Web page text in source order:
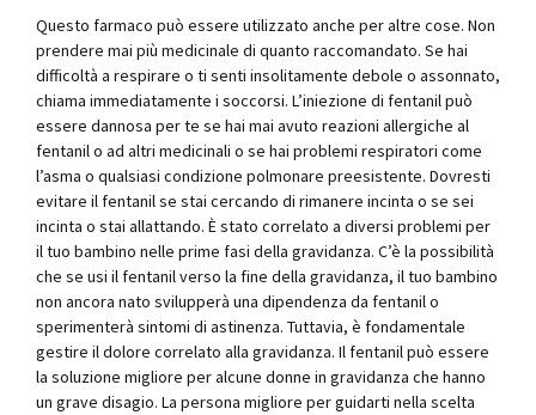
Questo farmaco può essere utilizzato anche per altre cose. Non
prendere mai più medicinale di quanto raccomandato. Se hai
difficoltà a respirare o ti senti insolitamente debole o assonnato,
chiama immediatamente i soccorsi. L’iniezione di fentanil può
essere dannosa per te se hai mai avuto reazioni allergiche al
fentanil o ad altri medicinali o se hai problemi respiratori come
l’asma o qualsiasi condizione polmonare preesistente. Dovresti
evitare il fentanil se stai cercando di rimanere incinta o se sei
incinta o stai allattando. È stato correlato a diversi problemi per
il tuo bambino nelle prime fasi della gravidanza. C’è la possibilità
che se usi il fentanil verso la fine della gravidanza, il tuo bambino
non ancora nato svilupperà una dipendenza da fentanil o
sperimenterà sintomi di astinenza. Tuttavia, è fondamentale
gestire il dolore correlato alla gravidanza. Il fentanil può essere
la soluzione migliore per alcune donne in gravidanza che hanno
un grave disagio. La persona migliore per guidarti nella scelta